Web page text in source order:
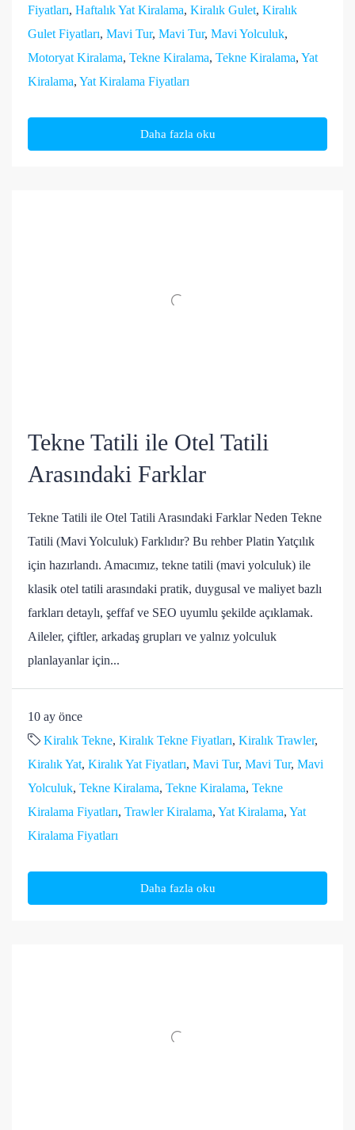
Fiyatları, Haftalık Yat Kiralama, Kiralık Gulet, Kiralık
Gulet Fiyatları, Mavi Tur, Mavi Tur, Mavi Yolculuk,
Motoryat Kiralama, Tekne Kiralama, Tekne Kiralama, Yat
Kiralama, Yat Kiralama Fiyatları
Daha fazla oku
Tekne Tatili ile Otel Tatili
Arasındaki Farklar
Tekne Tatili ile Otel Tatili Arasındaki Farklar Neden Tekne
Tatili (Mavi Yolculuk) Farklıdır? Bu rehber Platin Yatçılık
için hazırlandı. Amacımız, tekne tatili (mavi yolculuk) ile
klasik otel tatili arasındaki pratik, duygusal ve maliyet bazlı
farkları detaylı, şeffaf ve SEO uyumlu şekilde açıklamak.
Aileler, çiftler, arkadaş grupları ve yalnız yolculuk
planlayanlar için...
10 ay önce
Kiralık Tekne, Kiralık Tekne Fiyatları, Kiralık Trawler,
Kiralık Yat, Kiralık Yat Fiyatları, Mavi Tur, Mavi Tur, Mavi
Yolculuk, Tekne Kiralama, Tekne Kiralama, Tekne
Kiralama Fiyatları, Trawler Kiralama, Yat Kiralama, Yat
Kiralama Fiyatları
Daha fazla oku